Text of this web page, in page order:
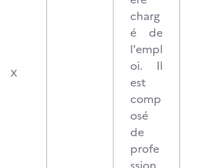
X
charg
é de
l'empl
oi. Il
est
comp
osé
de
profe